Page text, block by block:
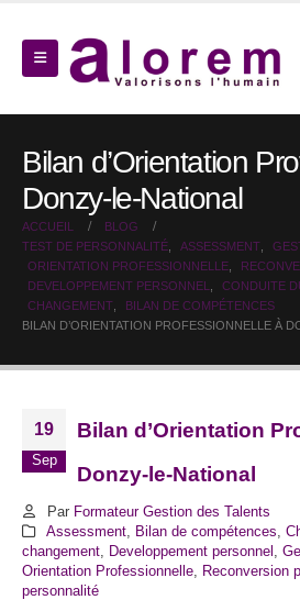
Bilan d’Orientation
Donzy-le-National
ACCUEIL
BLOG
TEST DE PERSONNALITÉ
ASSESSMENT
ORIENTATION PROFESSIONNELLE
DEVELOPPEMENT PERSONNEL
CONDUITE
CHANGEMENT
BILAN DE COMPÉTENCES
BILAN D’ORIENTATION PROFESSIONNELLE À
19
Sep
Bilan d’Orientation
Donzy-le-National
Par Formateur Gestion des Talents
Assessment, Bilan de compétences
changement
Developpement personnel
Orientation Professionnelle
Reconversion
personnalité